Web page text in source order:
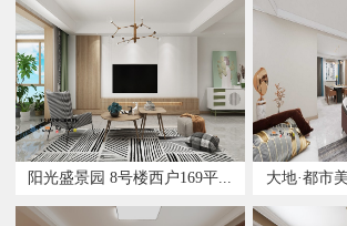
阳光盛景园 8号楼西户169平... 大地·都市